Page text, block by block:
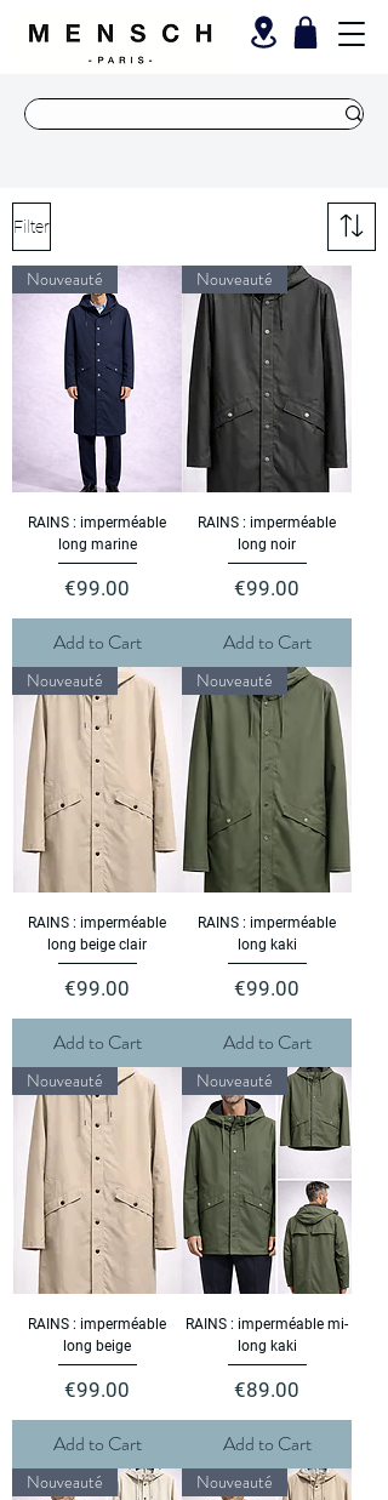
Filter
Nouveauté
RAINS : imperméable
long marine
Price
€99.00
Add to Cart
Nouveauté
RAINS : imperméable
long noir
Price
€99.00
Add to Cart
Nouveauté
RAINS : imperméable
long beige clair
Price
€99.00
Add to Cart
Nouveauté
RAINS : imperméable
long kaki
Price
€99.00
Add to Cart
Nouveauté
RAINS : imperméable
long beige
Price
€99.00
Add to Cart
Nouveauté
RAINS : imperméable mi-
long kaki
Price
€89.00
Add to Cart
Nouveauté Nouveauté